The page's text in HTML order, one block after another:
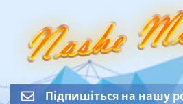
Підпишіться на нашу